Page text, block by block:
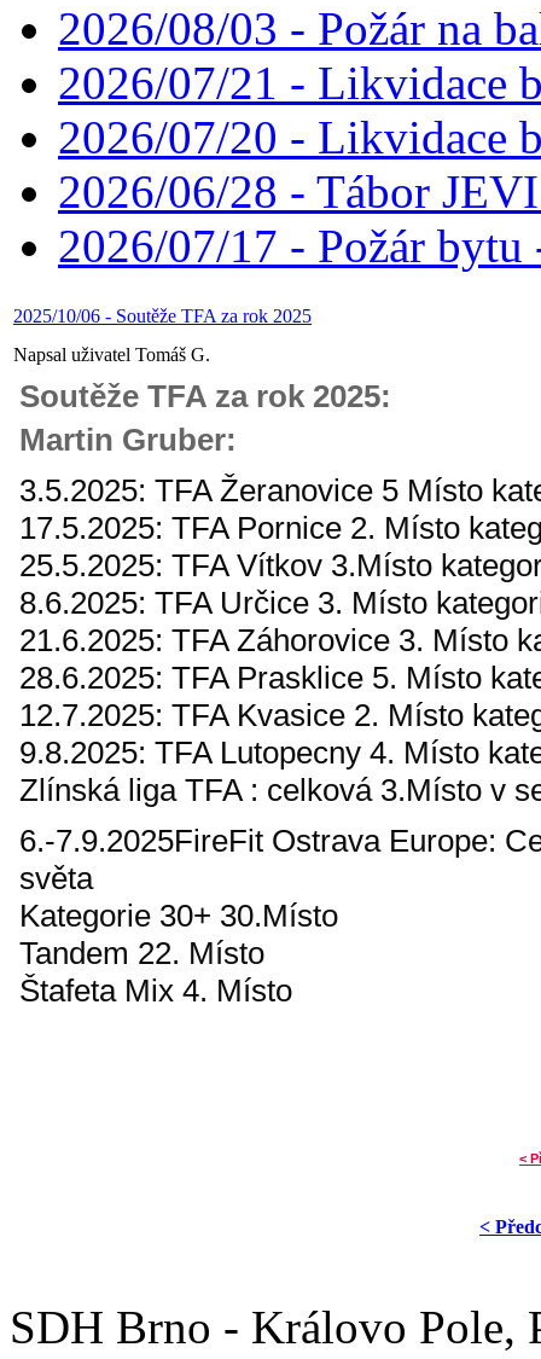
2026/08/03 - Požár na
2026/07/21 - Likvidace
2026/07/20 - Likvidace
2026/06/28 - Tábor
2026/07/17 - Požár
2025/10/06 - Soutěže TFA za rok 2025
Napsal uživatel Tomáš G.
Soutěže TFA za rok 2025:
Martin Gruber:
3.5.2025: TFA Žeranovice 5 Místo
17.5.2025: TFA Pornice 2. Místo
25.5.2025: TFA Vítkov 3.Místo
8.6.2025: TFA Určice 3. Místo
21.6.2025: TFA Záhorovice 3. Místo
28.6.2025: TFA Prasklice 5. Místo
12.7.2025: TFA Kvasice 2. Místo
9.8.2025: TFA Lutopecny 4. Místo
Zlínská liga TFA : celková 3.Místo v
6.-7.9.2025FireFit Ostrava Europe:
světa
Kategorie 30+ 30.Místo
Tandem 22. Místo
Štafeta Mix 4. Místo
<
<
SDH Brno - Královo Pole,